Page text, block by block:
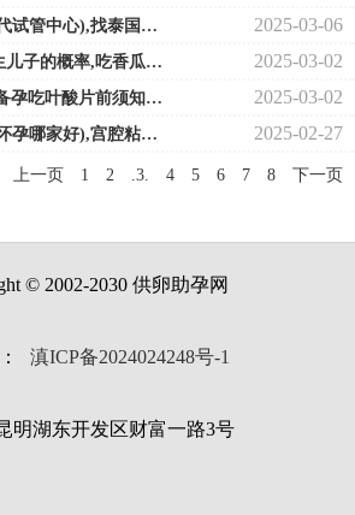
天子生殖实验(福柚三代试管中心),找泰国试管*要花多少钱有坑吗 2025-03-06
国内助孕_第3代试管生儿子的概率,吃香瓜对移植后胚胎着床的影响？胚胎移植后 2025-03-02
做代孕哪家最好,女性备孕吃叶酸片前须知：看懂药物说明书意义重大 2025-03-02
神州中泰机构(高鹰代怀孕哪家好),宫腔粘连严重怎么办 试管3次不*原因分析 2025-02-27
上一页 1 2 .3. 4 5 6 7 8
下一页
© 2002-2030 供卵助孕网
滇ICP备2024024248号-1
明湖东开发区财富一路3号